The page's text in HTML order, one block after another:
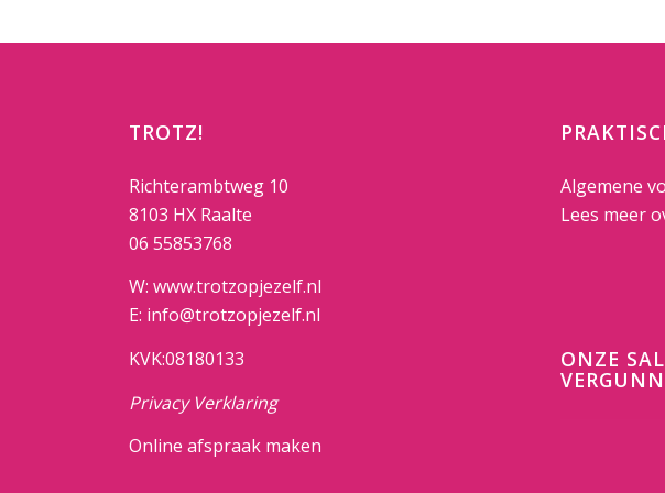
TROTZ!
Richterambtweg 10
8103 HX Raalte
06 55853768
W: www.trotzopjezelf.nl
E: info@trotzopjezelf.nl
KVK:08180133
Privacy Verklaring
Online afspraak maken
Algemene
Lees meer
ONZE